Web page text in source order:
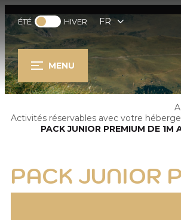
ÉTÉ HIVER FR
MENU
Activités réservables avec votre
PACK JUNIOR PREMIUM DE 1M
PACK JUNIOR